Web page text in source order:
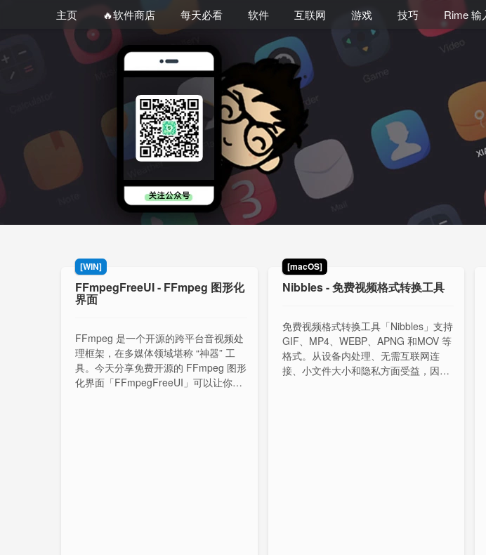
主页 🔥软件商店 每天必看 软件 互联网 游戏 技巧 Rime 输
[WIN]
FFmpegFreeUI - FFmpeg 图形化
界面
FFmpeg 是一个开源的跨平台音视频处
理框架，在多媒体领域堪称 “神器” 工
具。今天分享免费开源的 FFmpeg 图形
化界面「FFmpegFreeUI」可以让你轻
[macOS]
Nibbles - 免费视频格式转换工具
免费视频格式转换工具「Nibbles」支持
GIF、MP4、WEBP、APNG 和MOV 等
格式。从设备内处理、无需互联网连
接、小文件大小和隐私方面受益，因为